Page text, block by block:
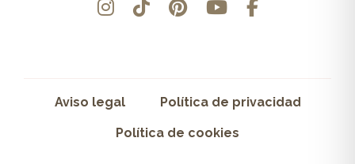
Aviso legal Política de privacidad
Política de cookies